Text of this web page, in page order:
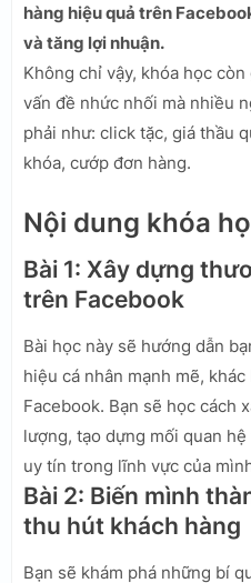
hàng hiệu quả trên
và tăng lợi nhuận.
Không chỉ vậy, khóa học
vấn đề nhức nhối mà nhiều
phải như: click tặc, giá thầu
khóa, cướp đơn hàng.
Nội dung khóa
Bài 1: Xây dựng
trên Facebook
Bài học này sẽ hướng dẫn
hiệu cá nhân mạnh mẽ,
Facebook. Bạn sẽ học cách
lượng, tạo dựng mối quan
uy tín trong lĩnh vực của
Bài 2: Biến mình
thu hút khách hàng
Bạn sẽ khám phá những bí